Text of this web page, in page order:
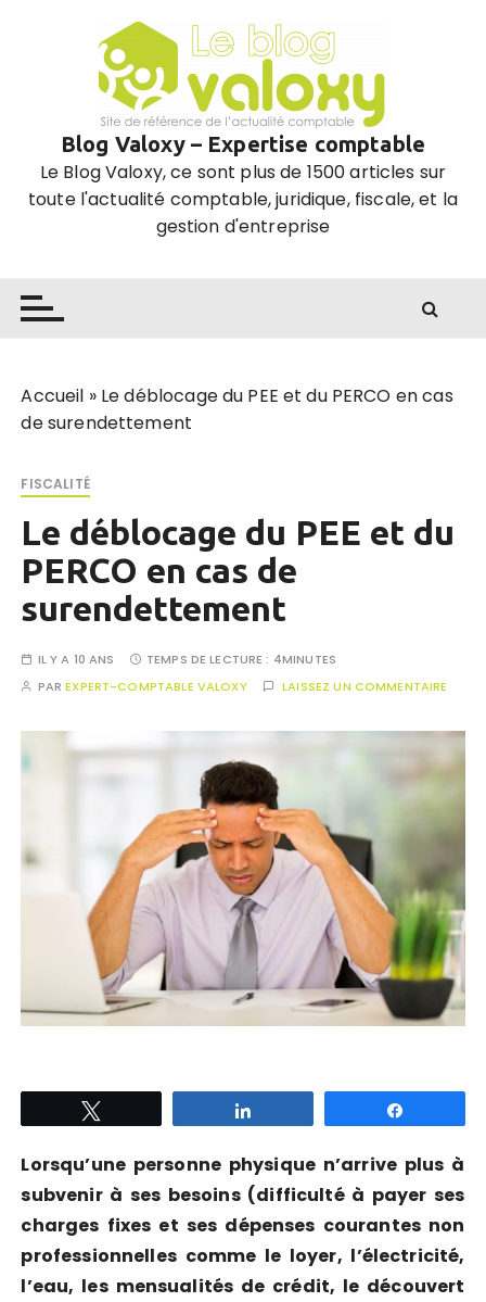
Blog Valoxy – Expertise comptable
Le Blog Valoxy, ce sont plus de 1500 articles sur
toute l'actualité comptable, juridique, fiscale, et la
gestion d'entreprise
Accueil » Le déblocage du PEE et du PERCO en cas
de surendettement
FISCALITÉ
Le déblocage du PEE et du
PERCO en cas de
surendettement
IL Y A 10 ANS TEMPS DE LECTURE : 4MINUTES
PAREXPERT-COMPTABLE VALOXY LAISSEZ UN COMMENTAIRE
Lorsqu’une personne physique n’arrive plus à
subvenir à ses besoins (difficulté à payer ses
charges fixes et ses dépenses courantes non
professionnelles comme le loyer, l’électricité,
l’eau, les mensualités de crédit, le découvert